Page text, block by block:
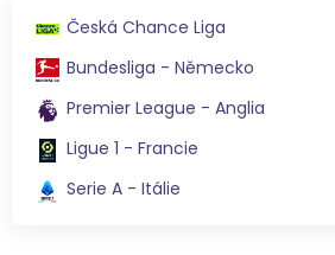
Česká Chance Liga
Bundesliga - Německo
Premier League - Anglia
Ligue 1 - Francie
Serie A - Itálie